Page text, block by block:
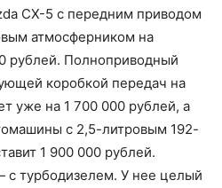
CX-5 с передним приводом
атмосферником на
рублей. Полноприводный
коробкой передач на
уже на 1 700 000 рублей, а
с 2,5-литровым 192-
1 900 000 рублей.
с турбодизелем. У нее целый